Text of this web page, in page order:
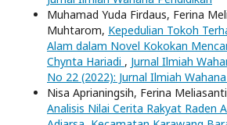
Muhamad Yuda Firdaus, Ferina
Muhtarom, Kepedulian Tokoh
Alam dalam Novel Kokokan
Chynta Hariadi , Jurnal Ilmiah
No 22 (2022): Jurnal Ilmiah
Nisa Aprianingsih, Ferina
Analisis Nilai Cerita Rakyat Raden